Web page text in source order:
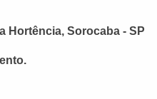
Hortência, Sorocaba - SP